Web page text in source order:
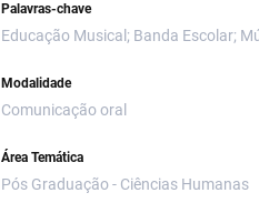
Palavras-chave
Educação Musical; Banda Escolar;
Modalidade
Comunicação oral
Área Temática
Pós Graduação - Ciências Humanas